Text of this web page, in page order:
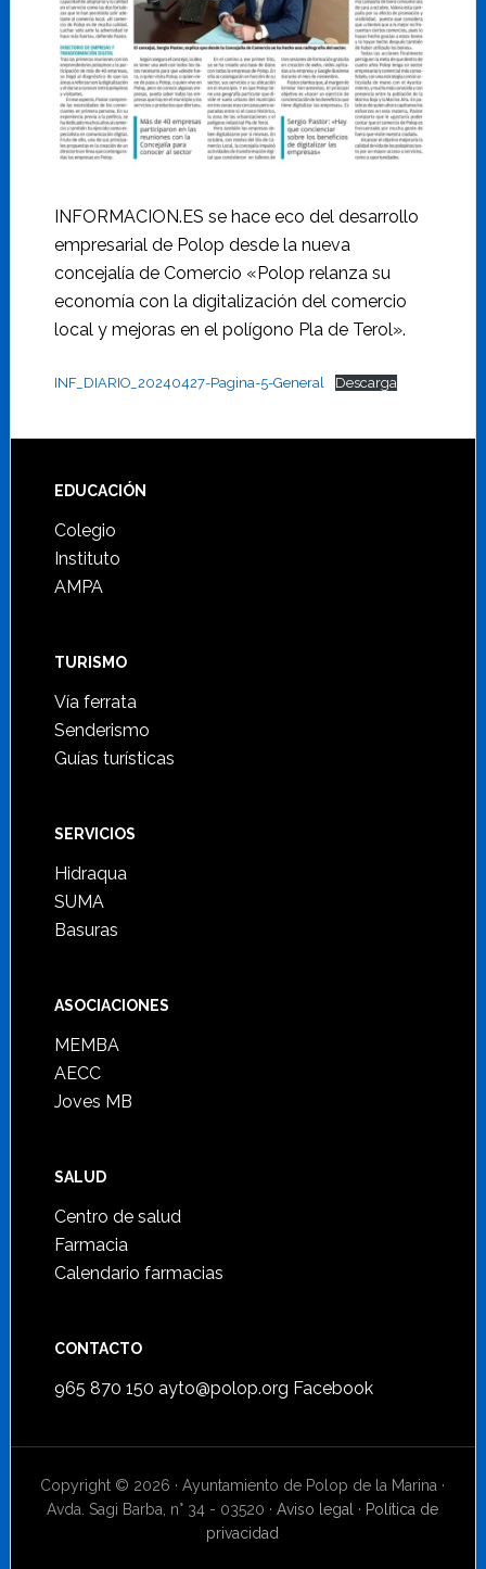
INFORMACION.ES se hace eco del desarrollo
empresarial de Polop desde la nueva
concejalía de Comercio «Polop relanza su
economía con la digitalización del comercio
local y mejoras en el polígono Pla de Terol».
INF_DIARIO_20240427-Pagina-5-General Descarga
Footer
EDUCACIÓN
Colegio
Instituto
AMPA
TURISMO
Vía ferrata
Senderismo
Guías turísticas
SERVICIOS
Hidraqua
SUMA
Basuras
ASOCIACIONES
MEMBA
AECC
Joves MB
SALUD
Centro de salud
Farmacia
Calendario farmacias
CONTACTO
965 870 150 ayto@polop.org Facebook
Copyright © 2026 · Ayuntamiento de Polop de la Marina ·
Avda. Sagi Barba, n° 34 - 03520 ·Aviso legal · Política de
privacidad